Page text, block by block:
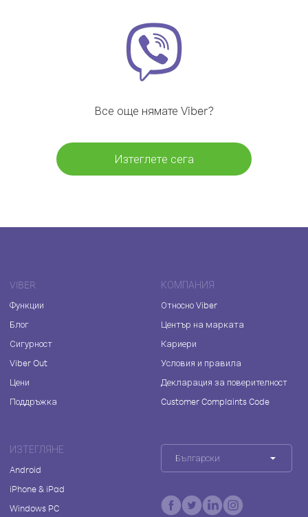
Все още нямате Viber?
Изтеглете сега
VIBER
Функции
Блог
Сигурност
Viber Out
Цени
Поддръжка
КОМПАНИЯ
Относно Viber
Център на марката
Кариери
Условия и правила
Декларация за поверителност
Customer Complaints Code
ИЗТЕГЛЯНЕ
Android
iPhone & iPad
Windows PC
Български